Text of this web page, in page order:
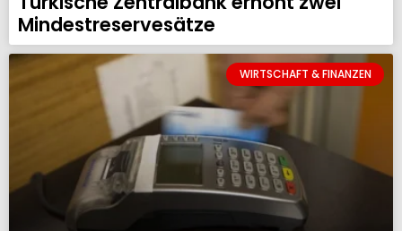
Mindestreservesätze
WIRTSCHAFT & FINANZEN